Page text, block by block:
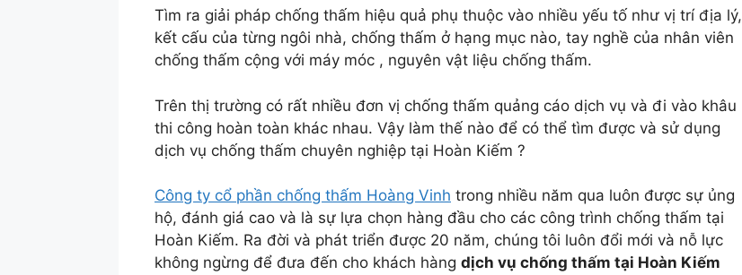
Tìm ra giải pháp chống thấm hiệu quả phụ thuộc vào nhiều yếu tố như vị trí địa lý,
kết cấu của từng ngôi nhà, chống thấm ở hạng mục nào, tay nghề của nhân viên
chống thấm cộng với máy móc , nguyên vật liệu chống thấm.
Trên thị trường có rất nhiều đơn vị chống thấm quảng cáo dịch vụ và đi vào khâu
thi công hoàn toàn khác nhau. Vậy làm thế nào để có thể tìm được và sử dụng
dịch vụ chống thấm chuyên nghiệp tại Hoàn Kiếm ?
Công ty cổ phần chống thấm Hoàng Vinh trong nhiều năm qua luôn được sự ủng
hộ, đánh giá cao và là sự lựa chọn hàng đầu cho các công trình chống thấm tại
Hoàn Kiếm. Ra đời và phát triển được 20 năm, chúng tôi luôn đổi mới và nỗ lực
không ngừng để đưa đến cho khách hàng dịch vụ chống thấm tại Hoàn Kiếm